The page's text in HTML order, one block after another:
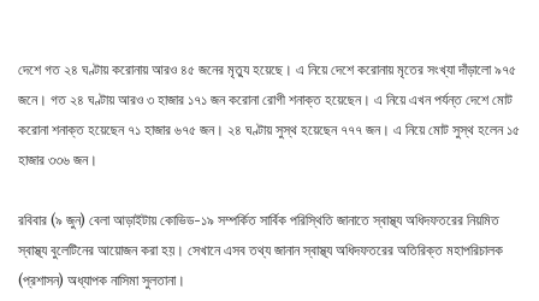
দেশে গত ২৪ ঘণ্টায় করোনায় আরও ৪৫ জনের মৃত্যু হয়েছে। এ নিয়ে দেশে করোনায় মৃতের সংখ্যা দাঁড়ালো ৯৭৫
জনে। গত ২৪ ঘণ্টায় আরও ৩ হাজার ১৭১ জন করোনা রোগী শনাক্ত হয়েছেন। এ নিয়ে এখন পর্যন্ত দেশে মোট
করোনা শনাক্ত হয়েছেন ৭১ হাজার ৬৭৫ জন। ২৪ ঘণ্টায় সুস্থ হয়েছেন ৭৭৭ জন। এ নিয়ে মোট সুস্থ হলেন ১৫
হাজার ৩৩৬ জন।
রবিবার (৯ জুন) বেলা আড়াইটায় কোভিড-১৯ সম্পর্কিত সার্বিক পরিস্থিতি জানাতে স্বাস্থ্য অধিদফতরের নিয়মিত
স্বাস্থ্য বুলেটিনের আয়োজন করা হয়। সেখানে এসব তথ্য জানান স্বাস্থ্য অধিদফতরের অতিরিক্ত মহাপরিচালক
(প্রশাসন) অধ্যাপক নাসিমা সুলতানা।